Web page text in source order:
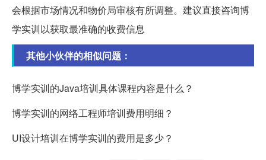
会根据市场情况和物价局审核有所调整。建议直接咨询博
学实训以获取最准确的收费信息
其他小伙伴的相似问题：
博学实训的Java培训具体课程内容是什么？
博学实训的网络工程师培训费用明细？
UI设计培训在博学实训的费用是多少？